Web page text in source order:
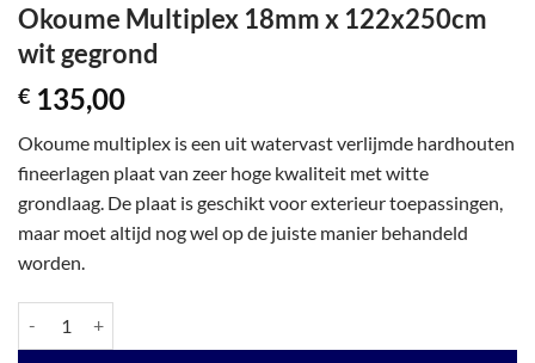
Okoume Multiplex 18mm x 122x250cm
wit gegrond
€ 135,00
Okoume multiplex is een uit watervast verlijmde hardhouten
fineerlagen plaat van zeer hoge kwaliteit met witte
grondlaag. De plaat is geschikt voor exterieur toepassingen,
maar moet altijd nog wel op de juiste manier behandeld
worden.